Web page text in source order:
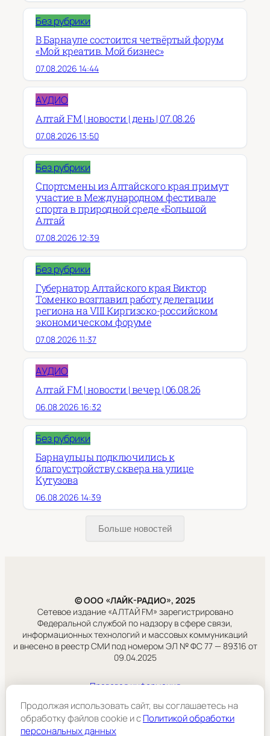
Без рубрики
В Барнауле состоится четвёртый форум
«Мой креатив. Мой бизнес»
07.08.2026 14:44
АУДИО
Алтай FM | новости | день | 07.08.26
07.08.2026 13:50
Без рубрики
Спортсмены из Алтайского края примут
участие в Международном фестивале
спорта в природной среде «Большой
Алтай
07.08.2026 12:39
Без рубрики
Губернатор Алтайского края Виктор
Томенко возглавил работу делегации
региона на VIII Киргизско-российском
экономическом форуме
07.08.2026 11:37
АУДИО
Алтай FM | новости | вечер | 06.08.26
06.08.2026 16:32
Без рубрики
Барнаульцы подключились к
благоустройству сквера на улице
Кутузова
06.08.2026 14:39
Больше новостей
© ООО «ЛАЙК-РАДИО», 2025
Сетевое издание «АЛТАЙ FM» зарегистрировано
Федеральной службой по надзору в сфере связи,
информационных технологий и массовых коммуникаций
и внесено в реестр СМИ под номером ЭЛ № ФС 77 — 89316 от
09.04.2025
Правовая информация
ООО «ЛАЙК-РАДИО».
Продолжая использовать сайт, вы соглашаетесь на
обработку файлов cookie и cПолитикой обработки
персональных данных